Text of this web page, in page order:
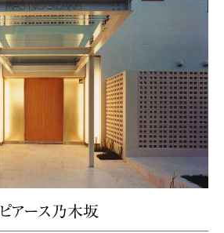
ピアース乃木坂